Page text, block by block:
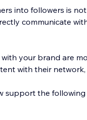
into followers is
communicate
your brand are
with their
support the